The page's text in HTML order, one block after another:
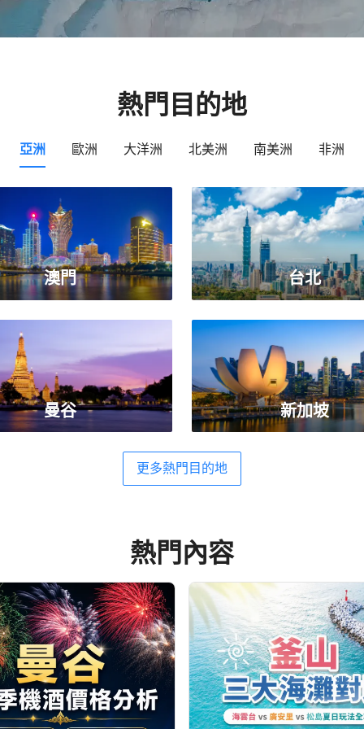
熱門目的地
亞洲 歐洲 大洋洲 北美洲 南美洲 非洲
澳門 台北
曼谷 新加坡
更多熱門目的地
熱門內容